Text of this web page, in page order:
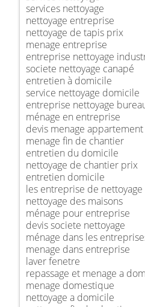
services nettoyage
nettoyage entreprise
nettoyage de tapis prix
menage entreprise
entreprise nettoyage
societe nettoyage canapé
entretien à domicile
service nettoyage domicile
entreprise nettoyage
ménage en entreprise
devis menage appartement
menage fin de chantier
entretien du domicile
nettoyage de chantier prix
entretien domicile
les entreprise de nettoyage
nettoyage des maisons
ménage pour entreprise
devis societe nettoyage
ménage dans les
menage dans entreprise
laver fenetre
repassage et menage a
menage domestique
nettoyage a domicile